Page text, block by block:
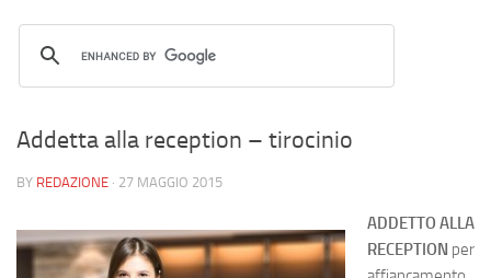
Addetta alla reception – tirocinio
BY REDAZIONE · 27 MAGGIO 2015
ADDETTO ALLA
RECEPTION per